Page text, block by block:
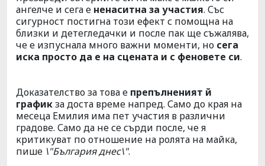
ангелче и сега е ненаситна за участия. Със
сигурност постигна този ефект с помощна на
близки и детегледачки и после пак ще съжалява,
че е изпуснала много важни моменти, но сега
иска просто да е на сцената и с феновете си.
Доказателство за това е препълненият й
графикза доста време напред. Само до края на
месеца Емилия има пет участия в различни
градове. Само да не се сърди после, че я
критикуват по отношение на ролята на майка,
пише \"България днес\".